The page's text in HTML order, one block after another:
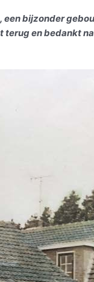
bijzonder
en bedankt